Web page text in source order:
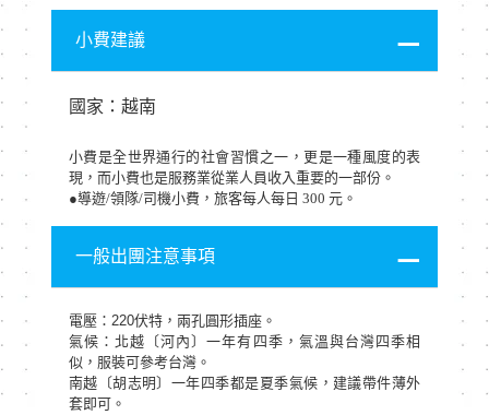
小費建議
國家：越南
小費是全世界通行的社會習慣之一，更是一種風度的表
現，而小費也是服務業從業人員收入重要的一部份。
●導遊/領隊/司機小費，旅客每人每日 300 元。
一般出團注意事項
電壓：220伏特，兩孔圓形插座。
氣候：北越〔河內〕一年有四季，氣溫與台灣四季相
似，服裝可參考台灣。
南越〔胡志明〕一年四季都是夏季氣候，建議帶件薄外
套即可。